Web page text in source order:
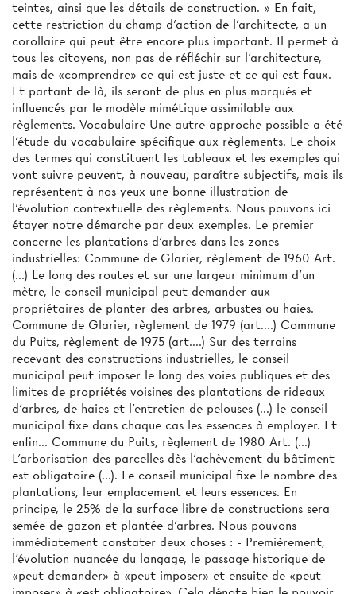
teintes, ainsi que les détails de construction. » En fait,
cette restriction du champ d’action de l'architecte, a un
corollaire qui peut être encore plus important. Il permet à
tous les citoyens, non pas de réfléchir sur l'architecture,
mais de «comprendre» ce qui est juste et ce qui est faux.
Et partant de là, ils seront de plus en plus marqués et
influencés par le modèle mimétique assimilable aux
règlements. Vocabulaire Une autre approche possible a été
l'étude du vocabulaire spécifique aux règlements. Le choix
des termes qui constituent les tableaux et les exemples qui
vont suivre peuvent, à nouveau, paraître subjectifs, mais ils
représentent à nos yeux une bonne illustration de
l'évolution contextuelle des règlements. Nous pouvons ici
étayer notre démarche par deux exemples. Le premier
concerne les plantations d'arbres dans les zones
industrielles: Commune de Glarier, règlement de 1960 Art.
(...) Le long des routes et sur une largeur minimum d'un
mètre, le conseil municipal peut demander aux
propriétaires de planter des arbres, arbustes ou haies.
Commune de Glarier, règlement de 1979 (art....) Commune
du Puits, règlement de 1975 (art....) Sur des terrains
recevant des constructions industrielles, le conseil
municipal peut imposer le long des voies publiques et des
limites de propriétés voisines des plantations de rideaux
d'arbres, de haies et l'entretien de pelouses (...) le conseil
municipal fixe dans chaque cas les essences à employer. Et
enfin... Commune du Puits, règlement de 1980 Art. (...)
L'arborisation des parcelles dès l'achèvement du bâtiment
est obligatoire (...). Le conseil municipal fixe le nombre des
plantations, leur emplacement et leurs essences. En
principe, le 25% de la surface libre de constructions sera
semée de gazon et plantée d'arbres. Nous pouvons
immédiatement constater deux choses : - Premièrement,
l'évolution nuancée du langage, le passage historique de
«peut demander» à «peut imposer» et ensuite de «peut